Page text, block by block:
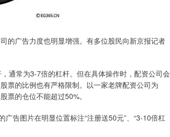
的广告力度也明显增强。有多位股民向新京报记者
通常为3-7倍的杠杆。但在具体操作时，配资公司会
票的比例也有严格限制。以一家老牌配资公司为
票的仓位不能超过50%。
告图片在明显位置标注“注册送50元”、“3-10倍杠